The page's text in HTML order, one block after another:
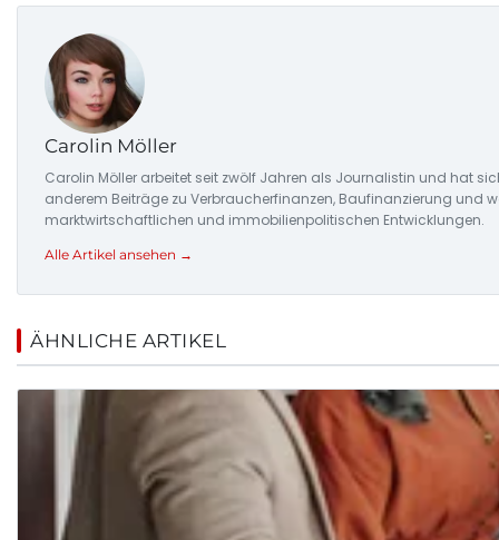
Carolin Möller
Carolin Möller arbeitet seit zwölf Jahren als Journalistin und hat
anderem Beiträge zu Verbraucherfinanzen, Baufinanzierung und
marktwirtschaftlichen und immobilienpolitischen Entwicklungen.
Alle Artikel ansehen →
ÄHNLICHE ARTIKEL